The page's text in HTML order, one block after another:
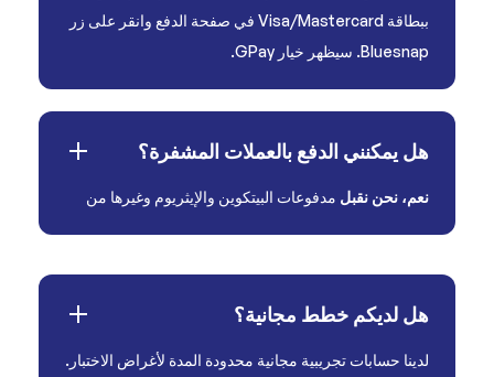
ببطاقة Visa/Mastercard في صفحة الدفع وانقر على زر
Bluesnap. سيظهر خيار GPay.
هل يمكنني الدفع بالعملات المشفرة؟
نعم، نحن نقبل مدفوعات البيتكوين والإيثريوم وغيرها من
هل لديكم خطط مجانية؟
لدينا حسابات تجريبية مجانية محدودة المدة لأغراض الاختبار.